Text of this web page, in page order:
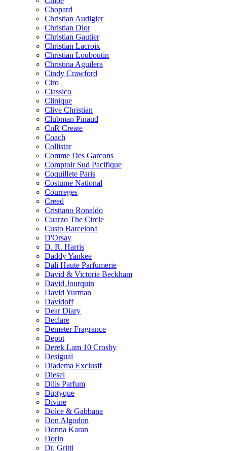
Chopard
Christian Audigier
Christian Dior
Christian Gautier
Christian Lacroix
Christian Louboutin
Christina Aguilera
Cindy Crawford
Ciro
Classico
Clinique
Clive Christian
Clubman Pinaud
CnR Create
Coach
Collistar
Comme Des Garcons
Comptoir Sud Pacifique
Coquillete Paris
Costume National
Courreges
Creed
Cristiano Ronaldo
Cuarzo The Circle
Custo Barcelona
D'Orsay
D. R. Harris
Daddy Yankee
Dali Haute Parfumerie
David & Victoria Beckham
David Jourquin
David Yurman
Davidoff
Dear Diary
Declare
Demeter Fragrance
Depot
Derek Lam 10 Crosby
Desigual
Diadema Exclusif
Diesel
Dilis Parfum
Diptyque
Divine
Dolce & Gabbana
Don Algodon
Donna Karan
Dorin
Dr. Gritti